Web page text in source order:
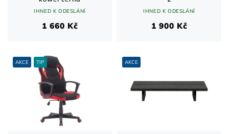
IHNED K ODESLÁNÍ
1 660 Kč
IHNED K ODESLÁNÍ
1 900 Kč
AKCE TIP AKCE